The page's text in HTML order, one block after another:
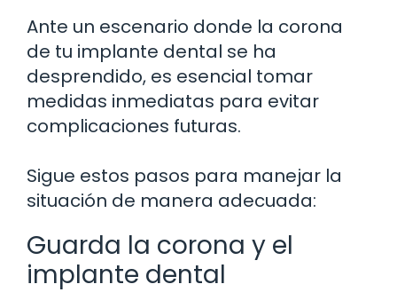
Ante un escenario donde la corona
de tu implante dental se ha
desprendido, es esencial tomar
medidas inmediatas para evitar
complicaciones futuras.
Sigue estos pasos para manejar la
situación de manera adecuada:
Guarda la corona y el
implante dental